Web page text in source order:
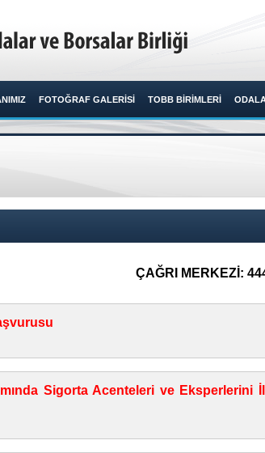
FOTOĞRAF GALERİSİ TOBB BİRİMLERİ
ÇAĞRI MERKEZİ:
Sigorta Acenteleri ve Eksperlerini